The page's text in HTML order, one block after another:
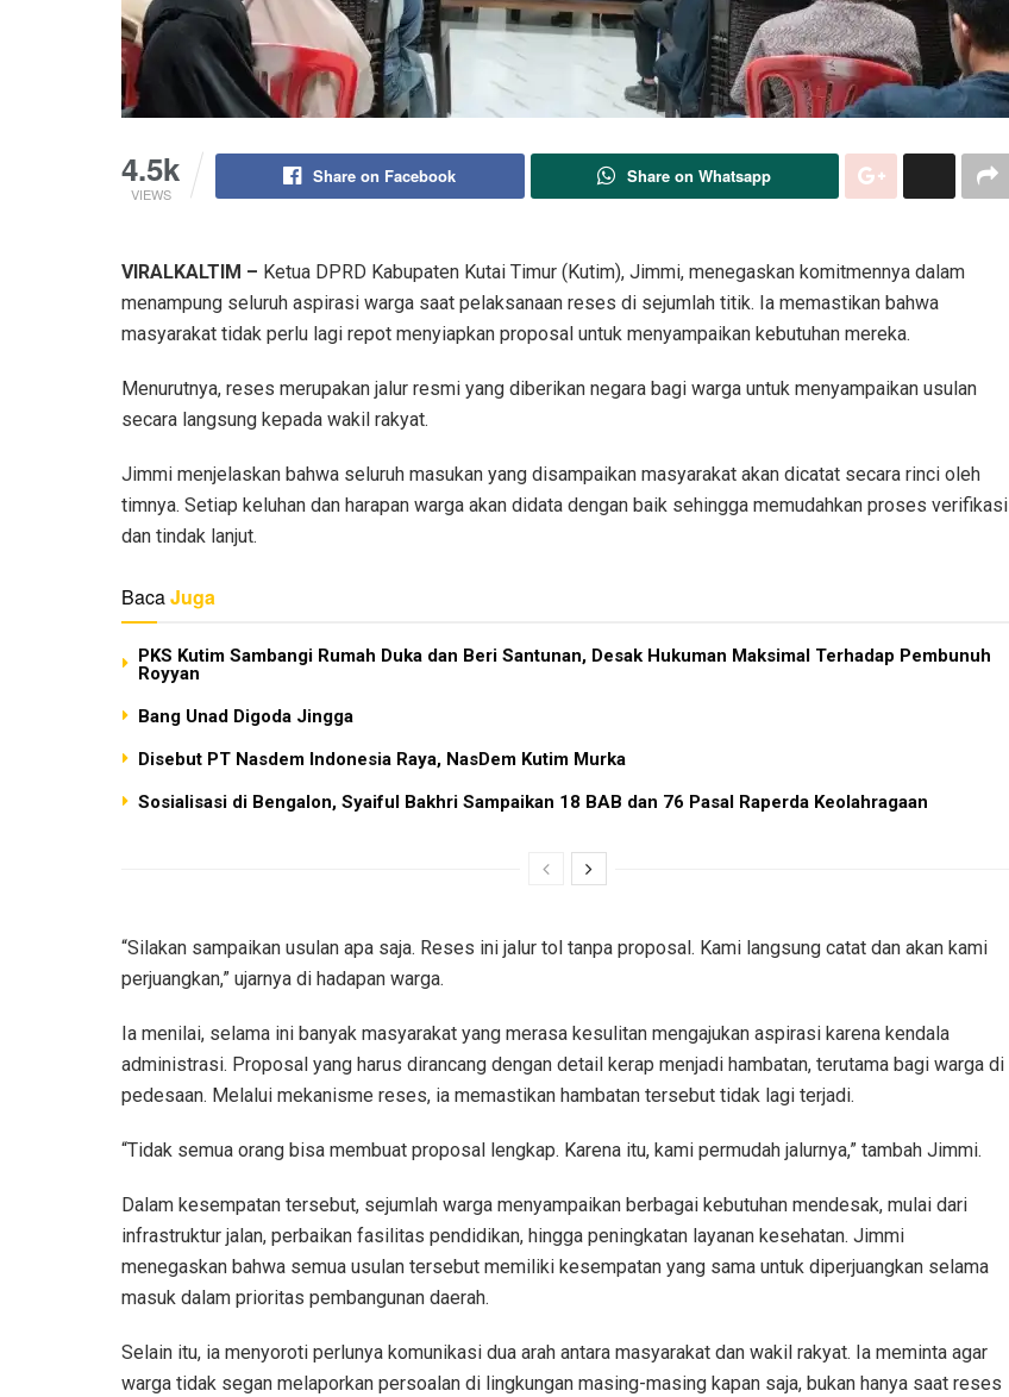
4.5k
VIEWS
Share on Facebook Share on Whatsapp
VIRALKALTIM – Ketua DPRD Kabupaten Kutai Timur (Kutim), Jimmi, menegaskan komitmennya dalam
menampung seluruh aspirasi warga saat pelaksanaan reses di sejumlah titik. Ia memastikan bahwa
masyarakat tidak perlu lagi repot menyiapkan proposal untuk menyampaikan kebutuhan mereka.
Menurutnya, reses merupakan jalur resmi yang diberikan negara bagi warga untuk menyampaikan usulan
secara langsung kepada wakil rakyat.
Jimmi menjelaskan bahwa seluruh masukan yang disampaikan masyarakat akan dicatat secara rinci oleh
timnya. Setiap keluhan dan harapan warga akan didata dengan baik sehingga memudahkan proses verifikasi
dan tindak lanjut.
BacaJuga
PKS Kutim Sambangi Rumah Duka dan Beri Santunan, Desak Hukuman Maksimal Terhadap Pembunuh
Royyan
Bang Unad Digoda Jingga
Disebut PT Nasdem Indonesia Raya, NasDem Kutim Murka
Sosialisasi di Bengalon, Syaiful Bakhri Sampaikan 18 BAB dan 76 Pasal Raperda Keolahragaan
“Silakan sampaikan usulan apa saja. Reses ini jalur tol tanpa proposal. Kami langsung catat dan akan kami
perjuangkan,” ujarnya di hadapan warga.
Ia menilai, selama ini banyak masyarakat yang merasa kesulitan mengajukan aspirasi karena kendala
administrasi. Proposal yang harus dirancang dengan detail kerap menjadi hambatan, terutama bagi warga di
pedesaan. Melalui mekanisme reses, ia memastikan hambatan tersebut tidak lagi terjadi.
“Tidak semua orang bisa membuat proposal lengkap. Karena itu, kami permudah jalurnya,” tambah Jimmi.
Dalam kesempatan tersebut, sejumlah warga menyampaikan berbagai kebutuhan mendesak, mulai dari
infrastruktur jalan, perbaikan fasilitas pendidikan, hingga peningkatan layanan kesehatan. Jimmi
menegaskan bahwa semua usulan tersebut memiliki kesempatan yang sama untuk diperjuangkan selama
masuk dalam prioritas pembangunan daerah.
Selain itu, ia menyoroti perlunya komunikasi dua arah antara masyarakat dan wakil rakyat. Ia meminta agar
warga tidak segan melaporkan persoalan di lingkungan masing-masing kapan saja, bukan hanya saat reses